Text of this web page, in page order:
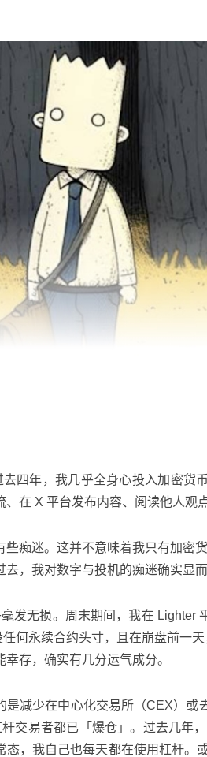
四年，我几乎全身心投入加密货
在 X 平台发布内容、阅读他人观
痴迷。这并不意味着我只有加密
，我对数字与投机的痴迷确实显而
发无损。周末期间，我在
何永续合约头寸，且在崩盘前
存，确实有几分运气成分。
是减少在中心化交易所（CEX）
易者都已「爆仓」。过去几年
，我自己也每天都在使用杠杆。